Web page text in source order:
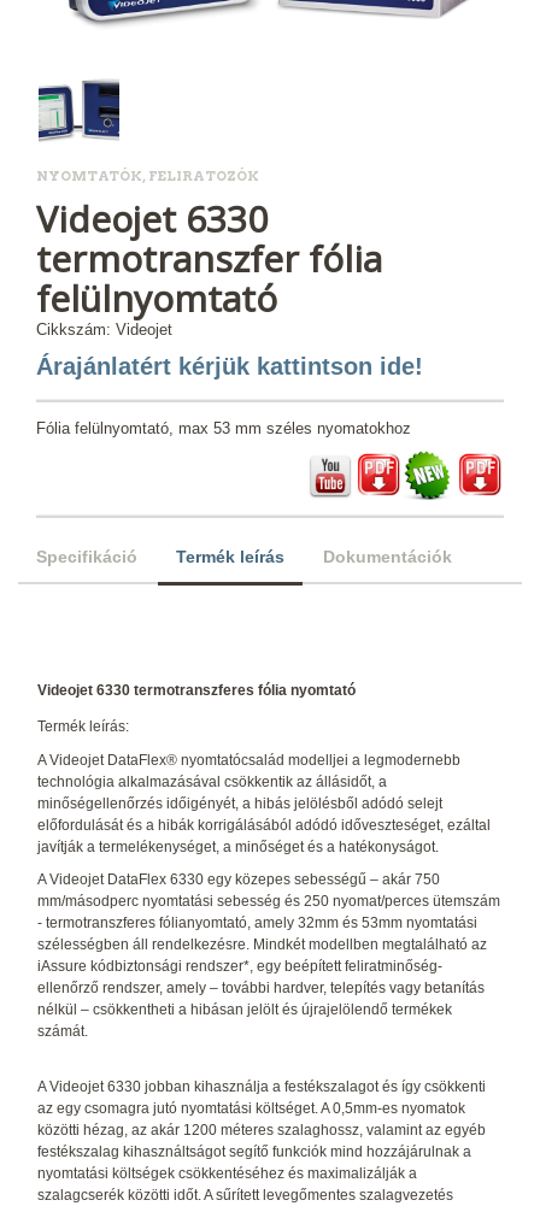
NYOMTATÓK, FELIRATOZÓK
Videojet 6330
termotranszfer fólia
felülnyomtató
Cikkszám: Videojet
Árajánlatért kérjük kattintson ide!
Fólia felülnyomtató, max 53 mm széles nyomatokhoz
Specifikáció Termék leírás Dokumentációk
Videojet 6330 termotranszferes fólia nyomtató
Termék leírás:
A Videojet DataFlex® nyomtatócsalád modelljei a legmodernebb
technológia alkalmazásával csökkentik az állásidőt, a
minőségellenőrzés időigényét, a hibás jelölésből adódó selejt
előfordulását és a hibák korrigálásából adódó időveszteséget, ezáltal
javítják a termelékenységet, a minőséget és a hatékonyságot.
A Videojet DataFlex 6330 egy közepes sebességű – akár 750
mm/másodperc nyomtatási sebesség és 250 nyomat/perces ütemszám
- termotranszferes fólianyomtató, amely 32mm és 53mm nyomtatási
szélességben áll rendelkezésre. Mindkét modellben megtalálható az
iAssure kódbiztonsági rendszer*, egy beépített feliratminőség-
ellenőrző rendszer, amely – további hardver, telepítés vagy betanítás
nélkül – csökkentheti a hibásan jelölt és újrajelölendő termékek
számát.
A Videojet 6330 jobban kihasználja a festékszalagot és így csökkenti
az egy csomagra jutó nyomtatási költséget. A 0,5mm-es nyomatok
közötti hézag, az akár 1200 méteres szalaghossz, valamint az egyéb
festékszalag kihasználtságot segítő funkciók mind hozzájárulnak a
nyomtatási költségek csökkentéséhez és maximalizálják a
szalagcserék közötti időt. A sűrített levegőmentes szalagvezetés